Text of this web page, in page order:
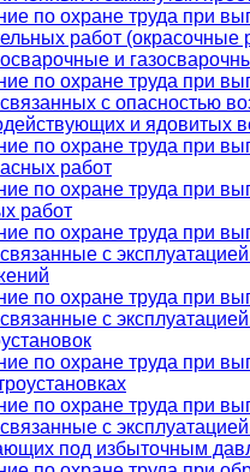
по охране труда при
работ (окрасочные
и
по охране труда при
с опасностью
и ядовитых
по охране труда при
работ
по охране труда при
работ
по охране труда при
с
по охране труда при
с
по охране труда при
по охране труда при
с
под избыточным